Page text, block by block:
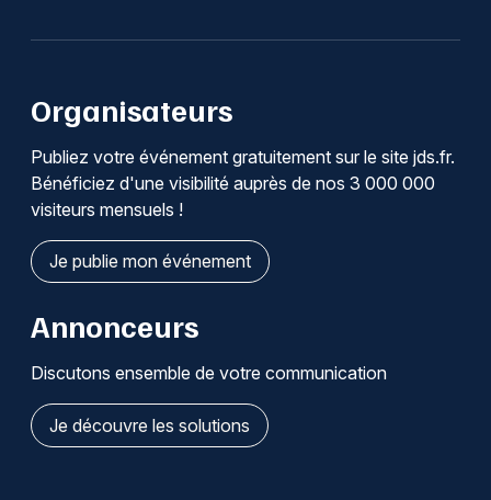
Organisateurs
Publiez votre événement gratuitement sur le site jds.fr.
Bénéficiez d'une visibilité auprès de nos 3 000 000
visiteurs mensuels !
Je publie mon événement
Annonceurs
Discutons ensemble de votre communication
Je découvre les solutions